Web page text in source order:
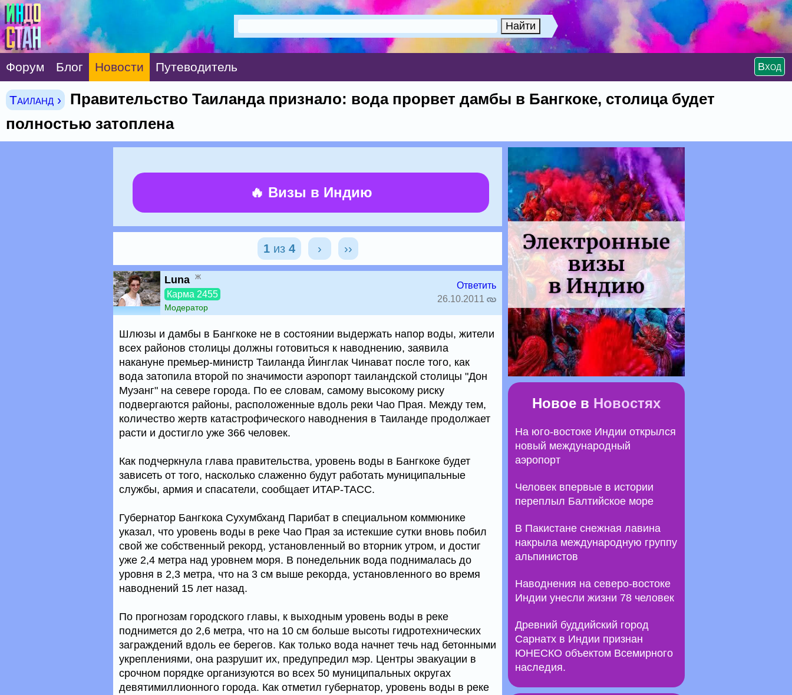
Форум Блог Новости Путеводитель Вход
Таиланд ›
Правительство Таиланда признало: вода прорвет дамбы в Бангкоке, столица будет
полностью затоплена
🔥 Визы в Индию
1из 4 › ››
Luna ж
Карма 2455
Модератор
Ответить
26.10.2011
Шлюзы и дамбы в Бангкоке не в состоянии выдержать напор воды, жители
всех районов столицы должны готовиться к наводнению, заявила
накануне премьер-министр Таиланда Йинглак Чинават после того, как
вода затопила второй по значимости аэропорт таиландской столицы "Дон
Муэанг" на севере города. По ее словам, самому высокому риску
подвергаются районы, расположенные вдоль реки Чао Прая. Между тем,
количество жертв катастрофического наводнения в Таиланде продолжает
расти и достигло уже 366 человек.
Как подчеркнула глава правительства, уровень воды в Бангкоке будет
зависеть от того, насколько слаженно будут работать муниципальные
службы, армия и спасатели, сообщает ИТАР-ТАСС.
Губернатор Бангкока Сухумбханд Парибат в специальном коммюнике
указал, что уровень воды в реке Чао Прая за истекшие сутки вновь побил
свой же собственный рекорд, установленный во вторник утром, и достиг
уже 2,4 метра над уровнем моря. В понедельник вода поднималась до
уровня в 2,3 метра, что на 3 см выше рекорда, установленного во время
наводнений 15 лет назад.
По прогнозам городского главы, к выходным уровень воды в реке
поднимется до 2,6 метра, что на 10 см больше высоты гидротехнических
заграждений вдоль ее берегов. Как только вода начнет течь над бетонными
укреплениями, она разрушит их, предупредил мэр. Центры эвакуации в
срочном порядке организуются во всех 50 муниципальных округах
девятимиллионного города. Как отметил губернатор, уровень воды в реке
Новое в Новостях
На юго-востоке Индии открылся
новый международный
аэропорт
Человек впервые в истории
переплыл Балтийское море
В Пакистане снежная лавина
накрыла международную группу
альпинистов
Наводнения на северо-востоке
Индии унесли жизни 78 человек
Древний буддийский город
Сарнатх в Индии признан
ЮНЕСКО объектом Всемирного
наследия.